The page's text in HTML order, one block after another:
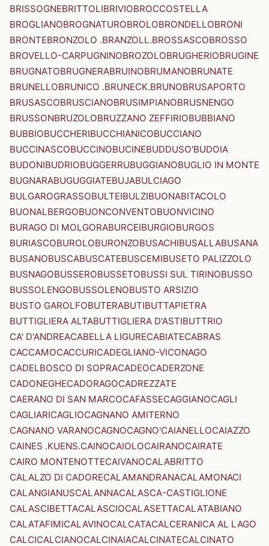
BRISSOGNEBRITTOLIBRIVIOBROCCOSTELLA
BROGLIANOBROGNATUROBROLOBRONDELLOBRONI
BRONTEBRONZOLO .BRANZOLL.BROSSASCOBROSSO
BROVELLO-CARPUGNINOBROZOLOBRUGHERIOBRUGINE
BRUGNATOBRUGNERABRUINOBRUMANOBRUNATE
BRUNELLOBRUNICO .BRUNECK.BRUNOBRUSAPORTO
BRUSASCOBRUSCIANOBRUSIMPIANOBRUSNENGO
BRUSSONBRUZOLOBRUZZANO ZEFFIRIOBUBBIANO
BUBBIOBUCCHERIBUCCHIANICOBUCCIANO
BUCCINASCOBUCCINOBUCINEBUDDUSO'BUDOIA
BUDONIBUDRIOBUGGERRUBUGGIANOBUGLIO IN MONTE
BUGNARABUGUGGIATEBUJABULCIAGO
BULGAROGRASSOBULTEIBULZIBUONABITACOLO
BUONALBERGOBUONCONVENTOBUONVICINO
BURAGO DI MOLGORABURCEIBURGIOBURGOS
BURIASCOBUROLOBURONZOBUSACHIBUSALLABUSANA
BUSANOBUSCABUSCATEBUSCEMIBUSETO PALIZZOLO
BUSNAGOBUSSEROBUSSETOBUSSI SUL TIRINOBUSSO
BUSSOLENGOBUSSOLENOBUSTO ARSIZIO
BUSTO GAROLFOBUTERABUTIBUTTAPIETRA
BUTTIGLIERA ALTABUTTIGLIERA D'ASTIBUTTRIO
CA' D'ANDREACABELLA LIGURECABIATECABRAS
CACCAMOCACCURICADEGLIANO-VICONAGO
CADELBOSCO DI SOPRACADEOCADERZONE
CADONEGHECADORAGOCADREZZATE
CAERANO DI SAN MARCOCAFASSECAGGIANOCAGLI
CAGLIARICAGLIOCAGNANO AMITERNO
CAGNANO VARANOCAGNOCAGNO'CAIANELLOCAIAZZO
CAINES .KUENS.CAINOCAIOLOCAIRANOCAIRATE
CAIRO MONTENOTTECAIVANOCALABRITTO
CALALZO DI CADORECALAMANDRANACALAMONACI
CALANGIANUSCALANNACALASCA-CASTIGLIONE
CALASCIBETTACALASCIOCALASETTACALATABIANO
CALATAFIMICALAVINOCALCATACALCERANICA AL LAGO
CALCICALCIANOCALCINAIACALCINATECALCINATO